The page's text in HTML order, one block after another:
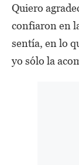
Quiero
confiaron en
sentía, en lo
yo sólo la